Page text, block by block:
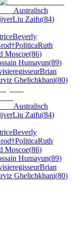
Australisch
Liu Zaifu(84)
Beverly
†PoliticaRuth
Moscoe(86)
Humayun(89)
Brian
Ghelichkhani(80)
Australisch
Liu Zaifu(84)
Beverly
†PoliticaRuth
Moscoe(86)
Humayun(89)
Brian
Ghelichkhani(80)